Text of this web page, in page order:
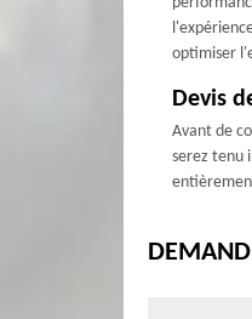
optimiser
Devis
Avant de
serez tenu